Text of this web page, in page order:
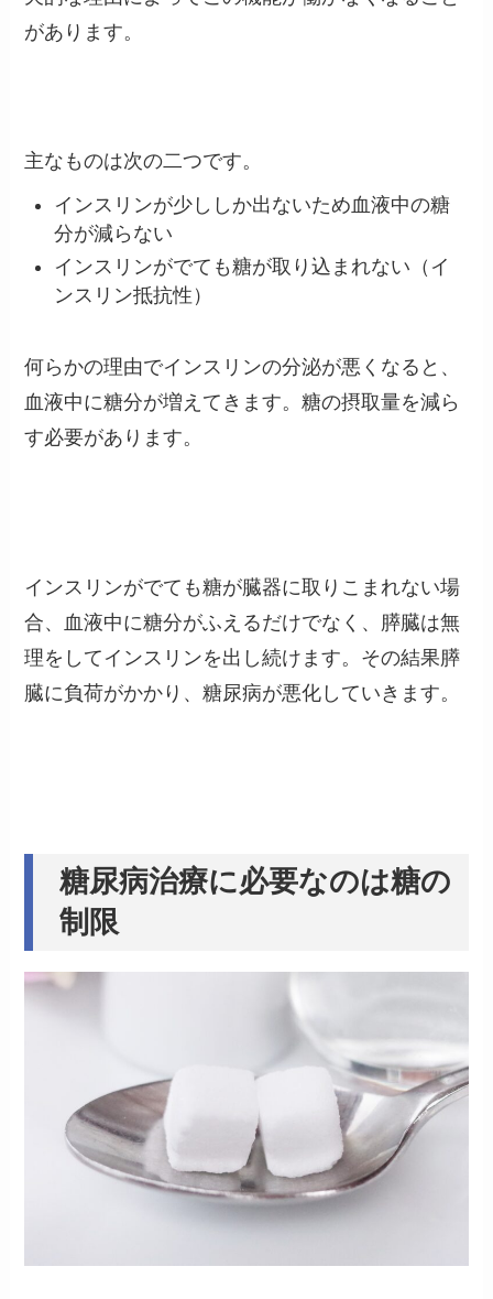
があります。
主なものは次の二つです。
インスリンが少ししか出ないため血液中の糖
分が減らない
インスリンがでても糖が取り込まれない（イ
ンスリン抵抗性）
何らかの理由でインスリンの分泌が悪くなると、
血液中に糖分が増えてきます。糖の摂取量を減ら
す必要があります。
インスリンがでても糖が臓器に取りこまれない場
合、血液中に糖分がふえるだけでなく、膵臓は無
理をしてインスリンを出し続けます。その結果膵
臓に負荷がかかり、糖尿病が悪化していきます。
糖尿病治療に必要なのは糖の
制限